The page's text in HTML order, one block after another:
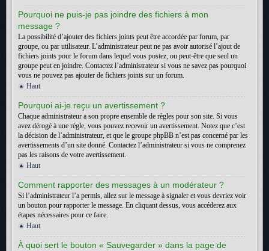
Pourquoi ne puis-je pas joindre des fichiers à mon
message ?
La possibilité d’ajouter des fichiers joints peut être accordée par forum, par
groupe, ou par utilisateur. L’administrateur peut ne pas avoir autorisé l’ajout de
fichiers joints pour le forum dans lequel vous postez, ou peut-être que seul un
groupe peut en joindre. Contactez l’administrateur si vous ne savez pas pourquoi
vous ne pouvez pas ajouter de fichiers joints sur un forum.
Haut
Pourquoi ai-je reçu un avertissement ?
Chaque administrateur a son propre ensemble de règles pour son site. Si vous
avez dérogé à une règle, vous pouvez recevoir un avertissement. Notez que c’est
la décision de l’administrateur, et que le groupe phpBB n’est pas concerné par les
avertissements d’un site donné. Contactez l’administrateur si vous ne comprenez
pas les raisons de votre avertissement.
Haut
Comment rapporter des messages à un modérateur ?
Si l’administrateur l’a permis, allez sur le message à signaler et vous devriez voir
un bouton pour rapporter le message. En cliquant dessus, vous accéderez aux
étapes nécessaires pour ce faire.
Haut
À quoi sert le bouton « Sauvegarder » dans la page de